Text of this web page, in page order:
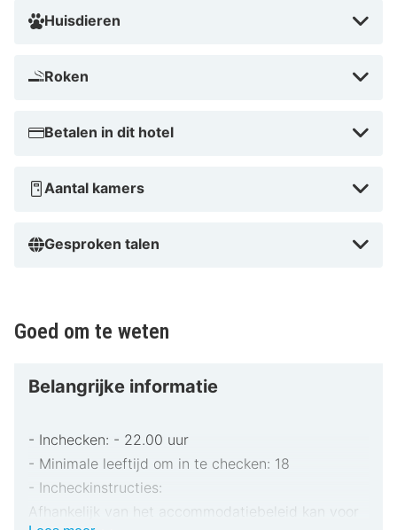
Huisdieren
Roken
Betalen in dit hotel
Aantal kamers
Gesproken talen
Goed om te weten
Belangrijke informatie
- Inchecken: - 22.00 uur
- Minimale leeftijd om in te checken: 18
- Incheckinstructies:
Afhankelijk van het accommodatiebeleid kan voor